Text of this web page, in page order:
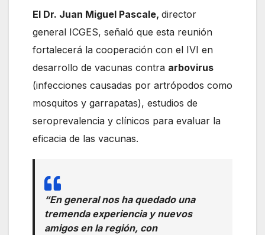
El Dr. Juan Miguel Pascale, director
general ICGES, señaló que esta reunión
fortalecerá la cooperación con el IVI en
desarrollo de vacunas contra arbovirus
(infecciones causadas por artrópodos como
mosquitos y garrapatas), estudios de
seroprevalencia y clínicos para evaluar la
eficacia de las vacunas.
“En general nos ha quedado una
tremenda experiencia y nuevos
amigos en la región, con